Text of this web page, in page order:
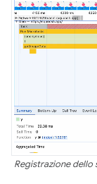
Registrazione